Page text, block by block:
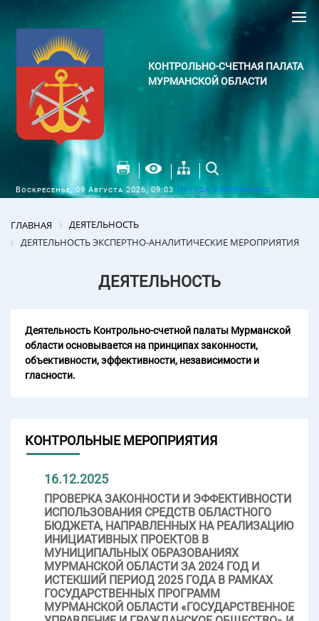
КОНТРОЛЬНО-СЧЕТНАЯ ПАЛАТА
МУРМАНСКОЙ ОБЛАСТИ
Воскресенье, 09 Августа 2026, 09:03 Погода в Мурманске
ГЛАВНАЯ
ДЕЯТЕЛЬНОСТЬ
ДЕЯТЕЛЬНОСТЬ ЭКСПЕРТНО-АНАЛИТИЧЕСКИЕ МЕРОПРИЯТИЯ
ДЕЯТЕЛЬНОСТЬ
Деятельность Контрольно-счетной палаты Мурманской
области основывается на принципах законности,
объективности, эффективности, независимости и
гласности.
КОНТРОЛЬНЫЕ МЕРОПРИЯТИЯ
16.12.2025
ПРОВЕРКА ЗАКОННОСТИ И ЭФФЕКТИВНОСТИ
ИСПОЛЬЗОВАНИЯ СРЕДСТВ ОБЛАСТНОГО
БЮДЖЕТА, НАПРАВЛЕННЫХ НА РЕАЛИЗАЦИЮ
ИНИЦИАТИВНЫХ ПРОЕКТОВ В
МУНИЦИПАЛЬНЫХ ОБРАЗОВАНИЯХ
МУРМАНСКОЙ ОБЛАСТИ ЗА 2024 ГОД И
ИСТЕКШИЙ ПЕРИОД 2025 ГОДА В РАМКАХ
ГОСУДАРСТВЕННЫХ ПРОГРАММ
МУРМАНСКОЙ ОБЛАСТИ «ГОСУДАРСТВЕННОЕ